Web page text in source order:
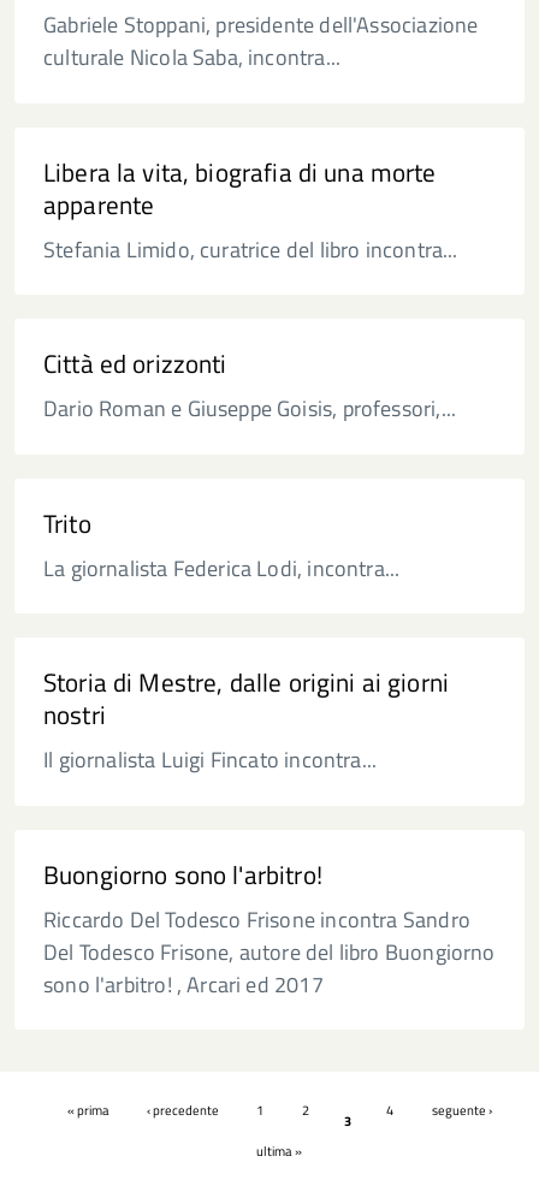
Gabriele Stoppani, presidente dell'Associazione
culturale Nicola Saba, incontra...
Libera la vita, biografia di una morte
apparente
Stefania Limido, curatrice del libro incontra...
Città ed orizzonti
Dario Roman e Giuseppe Goisis, professori,...
Trito
La giornalista Federica Lodi, incontra...
Storia di Mestre, dalle origini ai giorni
nostri
Il giornalista Luigi Fincato incontra...
Buongiorno sono l'arbitro!
Riccardo Del Todesco Frisone incontra Sandro
Del Todesco Frisone, autore del libro Buongiorno
sono l'arbitro! , Arcari ed 2017
Pagine« prima ‹ precedente 1 2
3
4 seguente ›
ultima »